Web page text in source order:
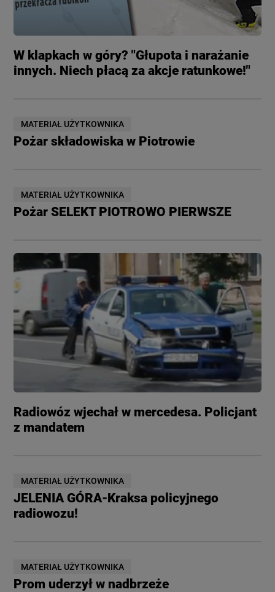
W klapkach w góry? "Głupota i narażanie
innych. Niech płacą za akcje ratunkowe!"
MATERIAŁ UŻYTKOWNIKA
Pożar składowiska w Piotrowie
MATERIAŁ UŻYTKOWNIKA
Pożar SELEKT PIOTROWO PIERWSZE
Radiowóz wjechał w mercedesa. Policjant
z mandatem
MATERIAŁ UŻYTKOWNIKA
JELENIA GÓRA-Kraksa policyjnego
radiowozu!
MATERIAŁ UŻYTKOWNIKA
Prom uderzył w nadbrzeże